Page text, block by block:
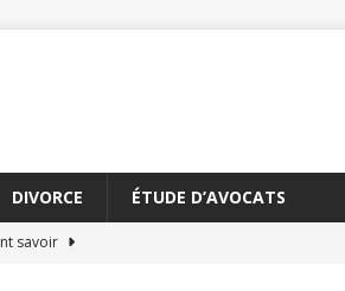
DIVORCE ÉTUDE D’AVOCATS
savoir